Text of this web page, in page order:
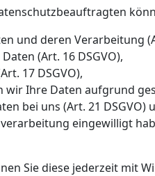
und deren Verarbeitung
(Art. 16 DSGVO),
17 DSGVO),
Ihre Daten aufgrund
bei uns (Art. 21 DSGVO)
eingewilligt
Sie diese jederzeit mit